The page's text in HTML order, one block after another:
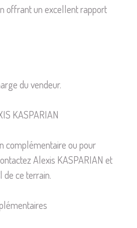
offrant un excellent rapport
du vendeur.
KASPARIAN
complémentaire ou pour
Alexis KASPARIAN et
de ce terrain.